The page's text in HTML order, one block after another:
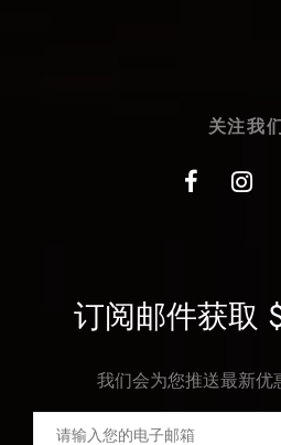
关注我
订阅邮件获取
我们会为您推送最新优